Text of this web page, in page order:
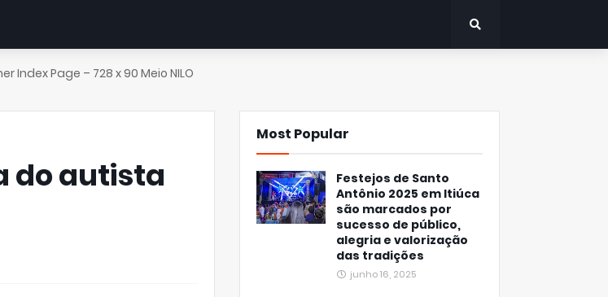
do autista
Most Popular
Festejos de Santo
Antônio 2025 em Itiúca
são marcados por
sucesso de público,
alegria e valorização
das tradições
junho 16, 2025